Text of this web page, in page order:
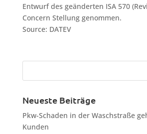
Entwurf des geänderten ISA 570
Concern Stellung genommen.
Source: DATEV
Neueste Beiträge
Pkw-Schaden in der Waschstraße
Kunden